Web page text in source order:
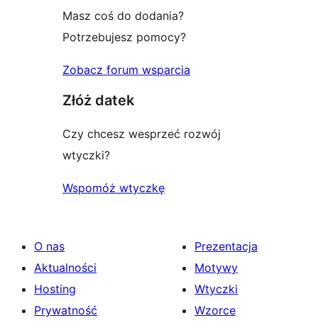
Masz coś do dodania?
Potrzebujesz pomocy?
Zobacz forum wsparcia
Złóż datek
Czy chcesz wesprzeć rozwój
wtyczki?
Wspomóż wtyczkę
O nas
Aktualności
Hosting
Prywatność
Prezentacja
Motywy
Wtyczki
Wzorce